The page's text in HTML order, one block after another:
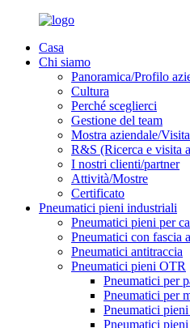
Casa
Chi siamo
Panoramica/Profilo
Cultura
Perché sceglierci
Gestione del team
Mostra aziendale/
R&S (Ricerca e visita
I nostri clienti/partner
Attività/Mostre
Certificato
Pneumatici pieni industriali
Pneumatici pieni per
Pneumatici con fascia
Pneumatici antitraccia
Pneumatici pieni OTR
Pneumatici per
Pneumatici per
Pneumatici
Pneumatici